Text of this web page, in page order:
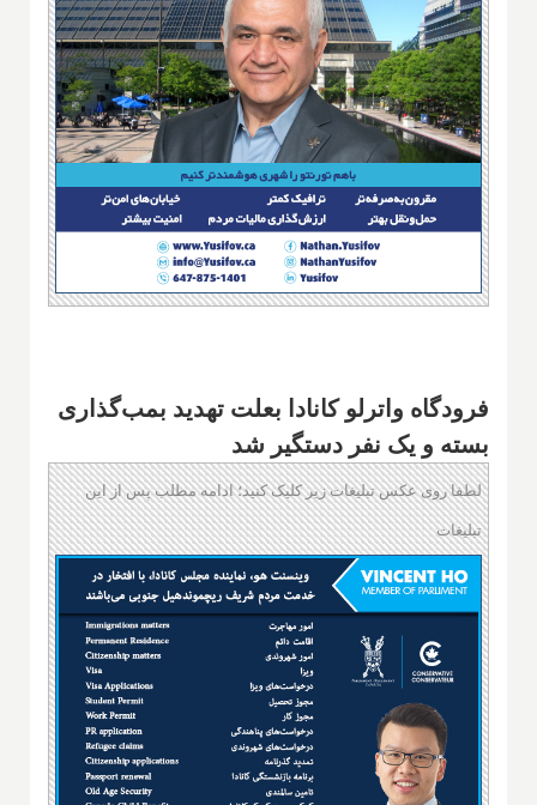
فرودگاه واترلو کانادا بعلت تهدید بمب‌گذاری
بسته و یک نفر دستگیر شد
لطفا روی عکس تبلیغات زیر کلیک کنید؛ ادامه مطلب پس از این
تبلیغات